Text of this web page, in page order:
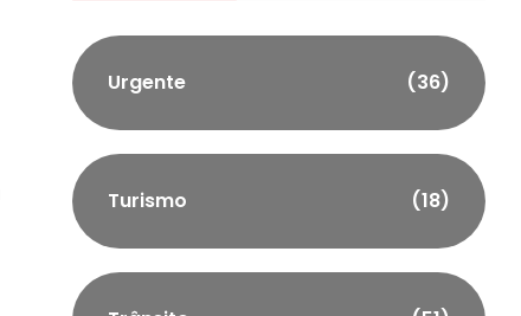
Urgente (36)
Turismo (18)